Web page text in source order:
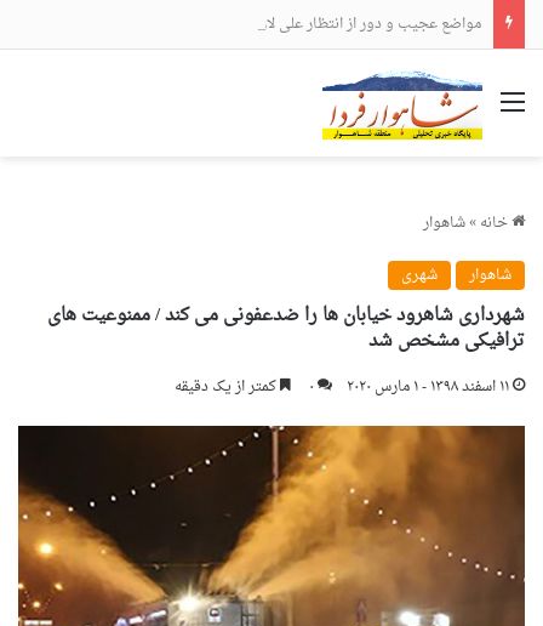
مواضع عجیب و دور از انتظار علی لاریجانی
منو
خانه»شاهوار
شاهوار
شهری
شهرداری شاهرود خیابان ها را ضدعفونی می کند / ممنوعیت های
ترافیکی مشخص شد
۱۱ اسفند ۱۳۹۸ - ۱ مارس ۲۰۲۰ ۰ کمتر از یک دقیقه